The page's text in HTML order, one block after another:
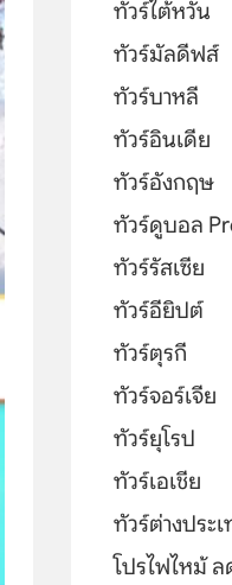
ทัวร์ไต้หวัน
ทัวร์มัลดีฟส์
ทัวร์บาหลี
ทัวร์อินเดีย
ทัวร์อังกฤษ
ทัวร์ดูบอล
ทัวร์รัสเซีย
ทัวร์อียิปต์
ทัวร์ตุรกี
ทัวร์จอร์เจีย
ทัวร์ยุโรป
ทัวร์เอเชีย
ทัวร์ต่างประ
โปรไฟไหม้